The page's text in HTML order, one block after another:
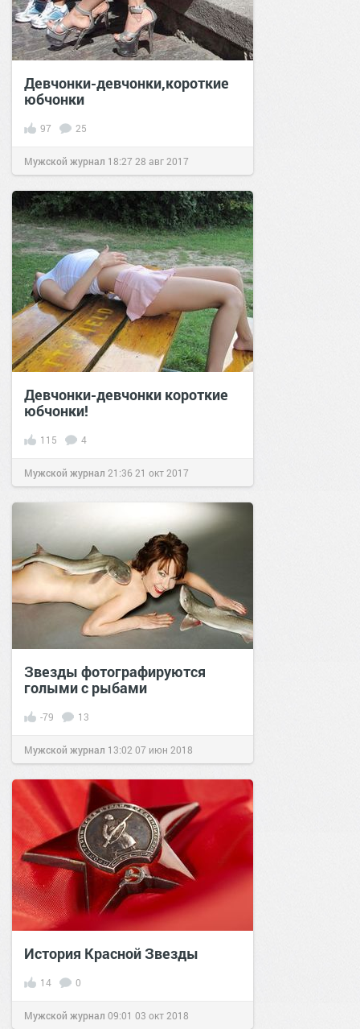
Девчонки-девчонки,короткие
юбчонки
97 25
Мужской журнал 18:27 28 авг 2017
Девчонки-девчонки короткие
юбчонки!
115 4
Мужской журнал 21:36 21 окт 2017
Звезды фотографируются
голыми с рыбами
-79 13
Мужской журнал 13:02 07 июн 2018
История Красной Звезды
14 0
Мужской журнал 09:01 03 окт 2018